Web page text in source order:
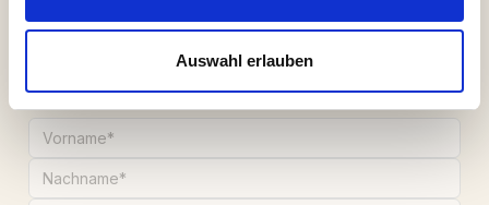
Auswahl erlauben
Einen oder mehrere Freunde/neue
Mitglieder registrieren